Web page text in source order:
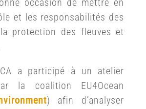
occasion de mettre en
et les responsabilités des
protection des fleuves et
a participé à un atelier
la coalition EU4Ocean
) afin d’analyser